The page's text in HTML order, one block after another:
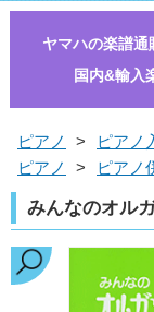
ヤマハの楽譜通
国内&輸入
ピアノ > ピアノ
ピアノ
> ピアノ
みんなのオル